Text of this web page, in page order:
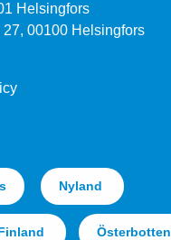
Helsingfors
00100 Helsingfors
Nyland
Österbotten